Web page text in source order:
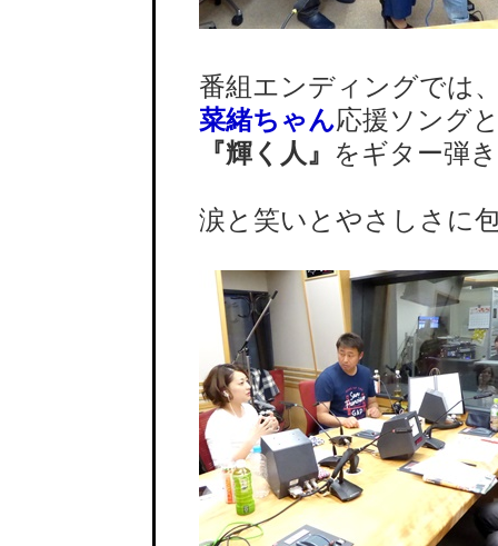
番組エンディングでは
菜緒ちゃん応援ソング
『輝く人』 をギター弾
涙と笑いとやさしさに